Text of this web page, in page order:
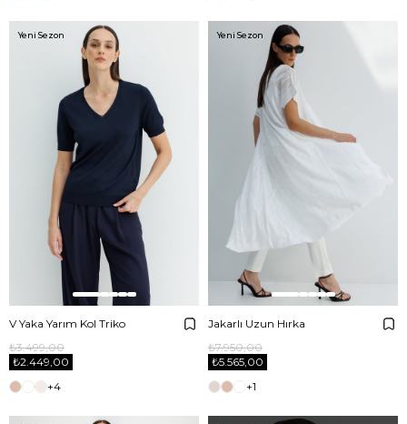
V Yaka Yarım Kol Triko
₺2.449,00
₺3.499,00
+4
Yeni Sezon
Jakarlı Uzun Hırka
₺5.565,00
₺7.950,00
+1
Yeni Sezon